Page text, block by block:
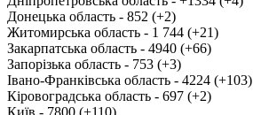
Донецька область - 852 (+2)
Житомирська область - 1 744 (+21)
Закарпатська область - 4940 (+66)
Запорізька область - 753 (+3)
Івано-Франківська область - 4224 (+103)
Кіровоградська область - 697 (+2)
Київ - 7800 (+110)